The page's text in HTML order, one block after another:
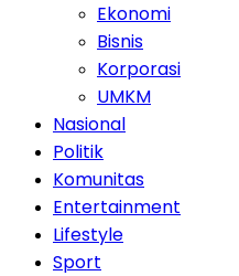
Ekonomi
Bisnis
Korporasi
UMKM
Nasional
Politik
Komunitas
Entertainment
Lifestyle
Sport